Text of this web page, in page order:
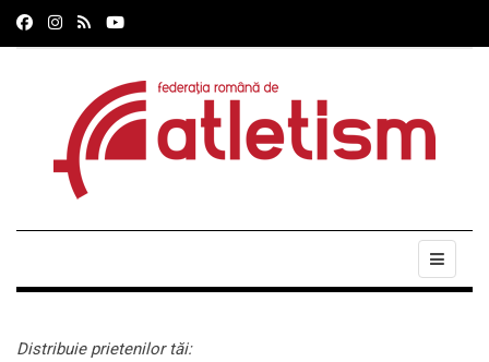
Distribuie prietenilor tăi: